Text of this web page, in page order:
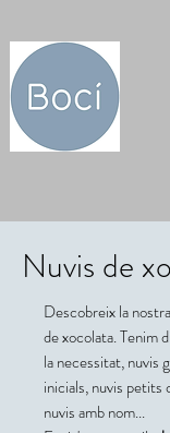
Nuvis de
Descobreix la
de xocolata. Tenim
la necessitat, nuvis
inicials, nuvis petits
nuvis amb nom...